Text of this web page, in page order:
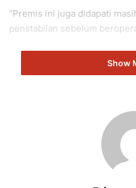
“Premis ini juga didapati
penstabilan sebelum
“Walau bagaimanapun,
masih berada di bawah
notis sahaja supaya kejadian
“Saya mewakili Jabatan
orang awam bagi melaporkan
Show